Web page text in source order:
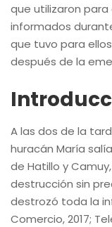
que utilizaron
informados
que tuvo para
después de la
A las dos de la
huracán María
de Hatillo y
destrucción sin
destrozó toda la
Comercio, 2017;